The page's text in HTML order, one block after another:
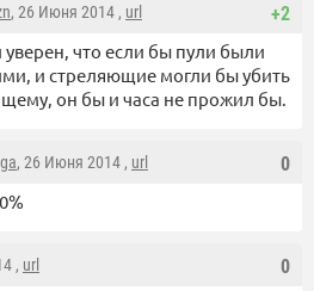
+2
, 26 Июня 2014 , url
уверен, что если бы пули были
и стреляющие могли бы убить
он бы и часа не прожил бы.
0
, 26 Июня 2014 , url
0
, url